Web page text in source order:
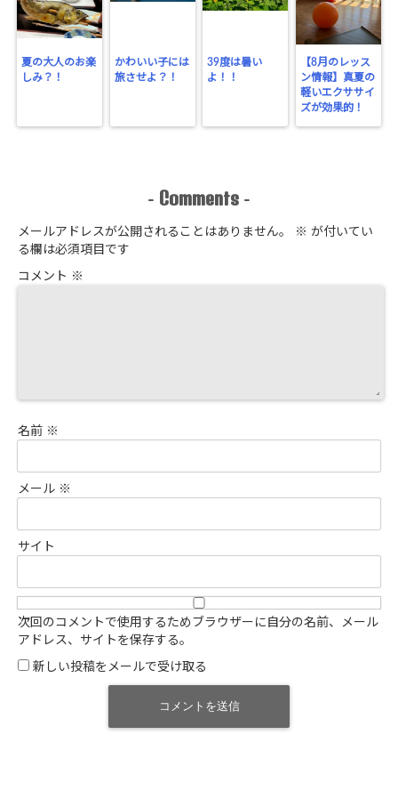
夏の大人のお楽
しみ？！
かわいい子には
旅させよ？！
39度は暑い
よ！！
【8月のレッス
ン情報】真夏の
軽いエクササイ
ズが効果的！
- Comments -
メールアドレスが公開されることはありません。 ※ が付いてい
る欄は必須項目です
コメント ※
名前 ※
メール ※
サイト
次回のコメントで使用するためブラウザーに自分の名前、メール
アドレス、サイトを保存する。
新しい投稿をメールで受け取る